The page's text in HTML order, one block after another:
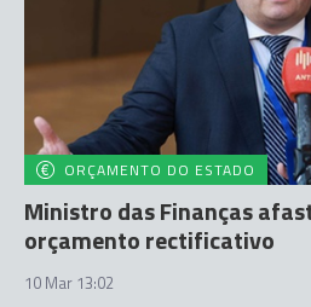
ORÇAMENTO DO ESTADO
Ministro das Finanças
orçamento rectificativo
10 Mar 13:02